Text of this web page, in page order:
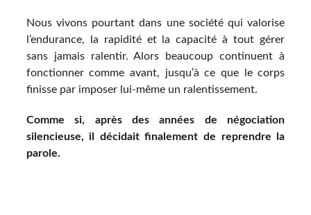
Nous vivons pourtant dans une société qui valorise
l’endurance, la rapidité et la capacité à tout gérer
sans jamais ralentir. Alors beaucoup continuent à
fonctionner comme avant, jusqu’à ce que le corps
finisse par imposer lui-même un ralentissement.
Comme si, après des années de négociation
silencieuse, il décidait finalement de reprendre la
parole.